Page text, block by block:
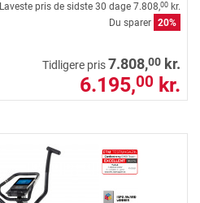
Laveste pris de sidste 30 dage 7.808,00 kr.
Du sparer 20%
Tidligere pris7.808,00 kr.
6.195,00 kr.